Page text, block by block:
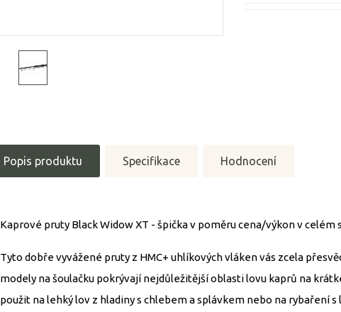
Popis produktu Specifikace Hodnocení
Kaprové pruty Black Widow XT - špička v poměru cena/výkon v
Tyto dobře vyvážené pruty z HMC+ uhlíkových vláken vás zcela
modely na šoulačku pokrývají nejdůležitější oblasti lovu kaprů na
použit na lehký lov z hladiny s chlebem a splávkem nebo na rybaření